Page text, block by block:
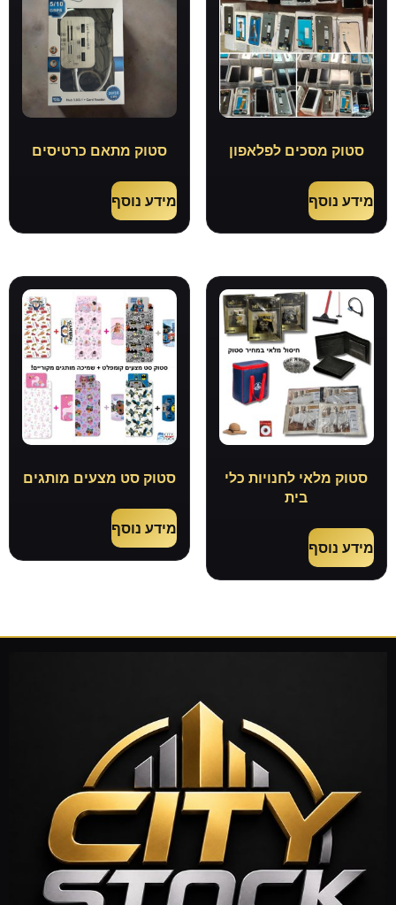
סטוק מסכים לפלאפון
מידע נוסף
סטוק מתאם כרטיסים
מידע נוסף
סטוק מלאי לחנויות כלי
בית
מידע נוסף
סטוק סט מצעים מותגים
מידע נוסף